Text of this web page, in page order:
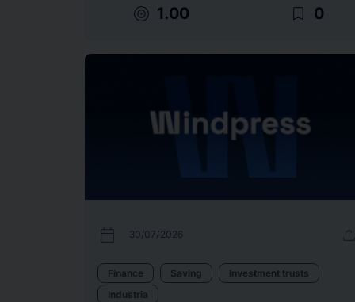
target 1.00 bookmark_border 0
calendar_today 30/07/2026
Finance Saving
Investment trusts
Industria